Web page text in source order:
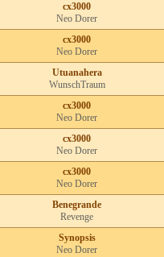
cx3000
Neo Dorer
cx3000
Neo Dorer
Utuanahera
WunschTraum
cx3000
Neo Dorer
cx3000
Neo Dorer
cx3000
Neo Dorer
Benegrande
Revenge
Synopsis
Neo Dorer